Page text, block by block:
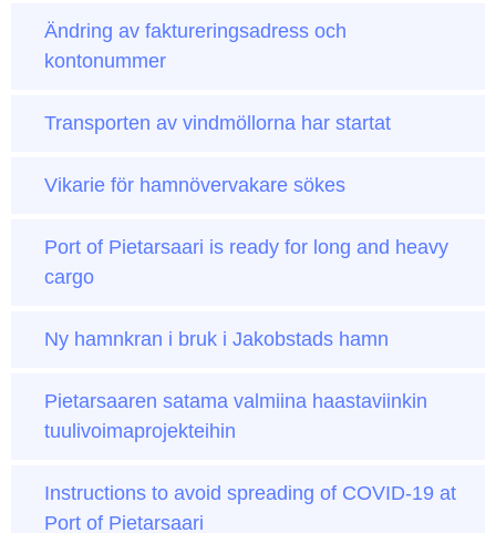
Ändring av faktureringsadress och
kontonummer
Transporten av vindmöllorna har startat
Vikarie för hamnövervakare sökes
Port of Pietarsaari is ready for long and heavy
cargo
Ny hamnkran i bruk i Jakobstads hamn
Pietarsaaren satama valmiina haastaviinkin
tuulivoimaprojekteihin
Instructions to avoid spreading of COVID-19 at
Port of Pietarsaari